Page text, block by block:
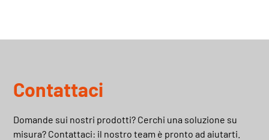
Contattaci
Domande sui nostri prodotti? Cerchi una soluzione su
misura? Contattaci: il nostro team è pronto ad aiutarti.